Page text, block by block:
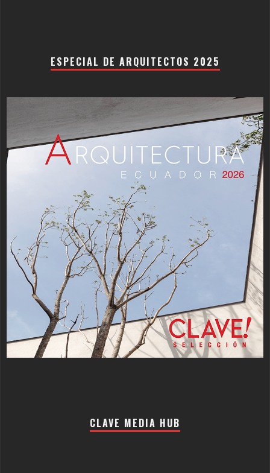
ESPECIAL DE ARQUITECTOS 2025
CLAVE MEDIA HUB